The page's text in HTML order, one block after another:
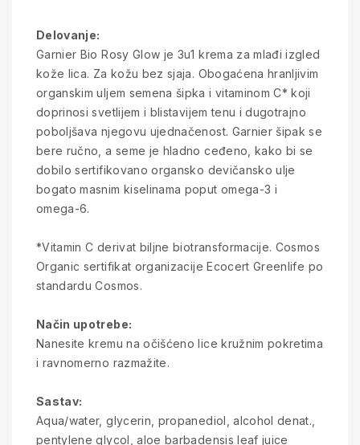
Delovanje:
Garnier Bio Rosy Glow je 3u1 krema za mlađi izgled
kože lica. Za kožu bez sjaja. Obogaćena hranljivim
organskim uljem semena šipka i vitaminom C* koji
doprinosi svetlijem i blistavijem tenu i dugotrajno
poboljšava njegovu ujednačenost. Garnier šipak se
bere ručno, a seme je hladno ceđeno, kako bi se
dobilo sertifikovano organsko devičansko ulje
bogato masnim kiselinama poput omega-3 i
omega-6.
*Vitamin C derivat biljne biotransformacije. Cosmos
Organic sertifikat organizacije Ecocert Greenlife po
standardu Cosmos.
Način upotrebe:
Nanesite kremu na očišćeno lice kružnim pokretima
i ravnomerno razmažite.
Sastav:
Aqua/water, glycerin, propanediol, alcohol denat.,
pentylene glycol, aloe barbadensis leaf juice